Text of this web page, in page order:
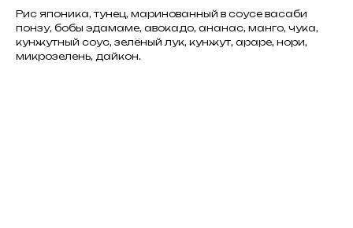
Рис японика, тунец, маринованный в соусе васаби
понзу, бобы эдамаме, авокадо, ананас, манго, чука,
кунжутный соус, зелёный лук, кунжут, араре, нори,
микрозелень, дайкон.